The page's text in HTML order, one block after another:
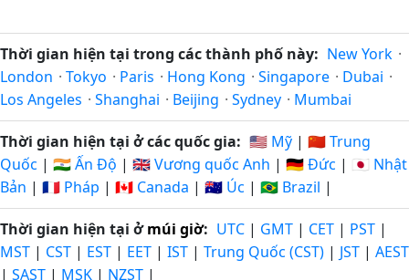
Thời gian hiện tại trong các thành phố này: New York ·
London · Tokyo · Paris · Hong Kong · Singapore · Dubai ·
Los Angeles · Shanghai · Beijing · Sydney · Mumbai
Thời gian hiện tại ở các quốc gia: 🇺🇸 Mỹ | 🇨🇳 Trung
Quốc | 🇮🇳 Ấn Độ | 🇬🇧 Vương quốc Anh | 🇩🇪 Đức | 🇯🇵 Nhật
Bản | 🇫🇷 Pháp | 🇨🇦 Canada | 🇦🇺 Úc | 🇧🇷 Brazil |
Thời gian hiện tại ởmúi giờ: UTC | GMT | CET | PST |
MST | CST | EST | EET | IST | Trung Quốc (CST) | JST | AEST
| SAST | MSK | NZST |